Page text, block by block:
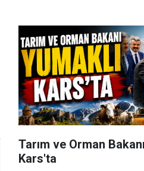
Tarım ve Orman
Kars'ta